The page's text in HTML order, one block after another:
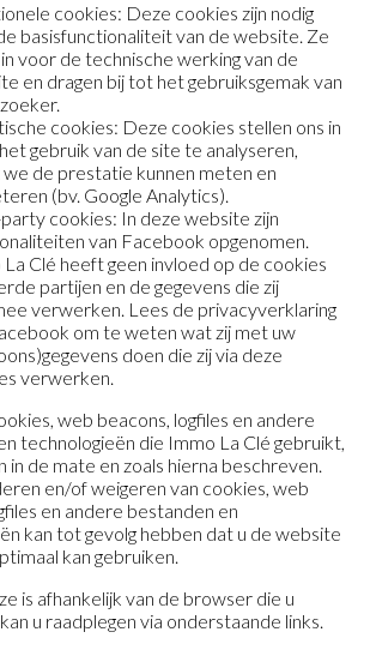
cookies: Deze cookies zijn nodig
basisfunctionaliteit van de website. Ze
voor de technische werking van de
en dragen bij tot het gebruiksgemak van
cookies: Deze cookies stellen ons in
gebruik van de site te analyseren,
de prestatie kunnen meten en
(bv. Google Analytics).
cookies: In deze website zijn
van Facebook opgenomen.
La Clé heeft geen invloed op de cookies
partijen en de gegevens die zij
verwerken. Lees de privacyverklaring
om te weten wat zij met uw
doen die zij via deze
verwerken.
web beacons, logfiles en andere
technologieën die Immo La Clé gebruikt,
in de mate en zoals hierna beschreven.
en/of weigeren van cookies, web
en andere bestanden en
kan tot gevolg hebben dat u de website
kan gebruiken.
is afhankelijk van de browser die u
u raadplegen via onderstaande links.